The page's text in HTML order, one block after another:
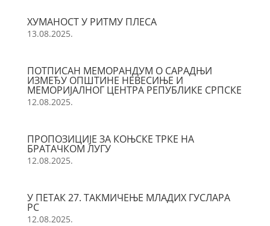
ХУМАНОСТ У РИТМУ ПЛЕСА
13.08.2025.
ПОТПИСАН МЕМОРАНДУМ О САРАДЊИ
ИЗМЕЂУ ОПШТИНЕ НЕВЕСИЊЕ И
МЕМОРИЈАЛНОГ ЦЕНТРА РЕПУБЛИКЕ СРПСКЕ
12.08.2025.
ПРОПОЗИЦИЈЕ ЗА КОЊСКЕ ТРКЕ НА
БРАТАЧКОМ ЛУГУ
12.08.2025.
У ПЕТАК 27. ТАКМИЧЕЊЕ МЛАДИХ ГУСЛАРА
РС
12.08.2025.